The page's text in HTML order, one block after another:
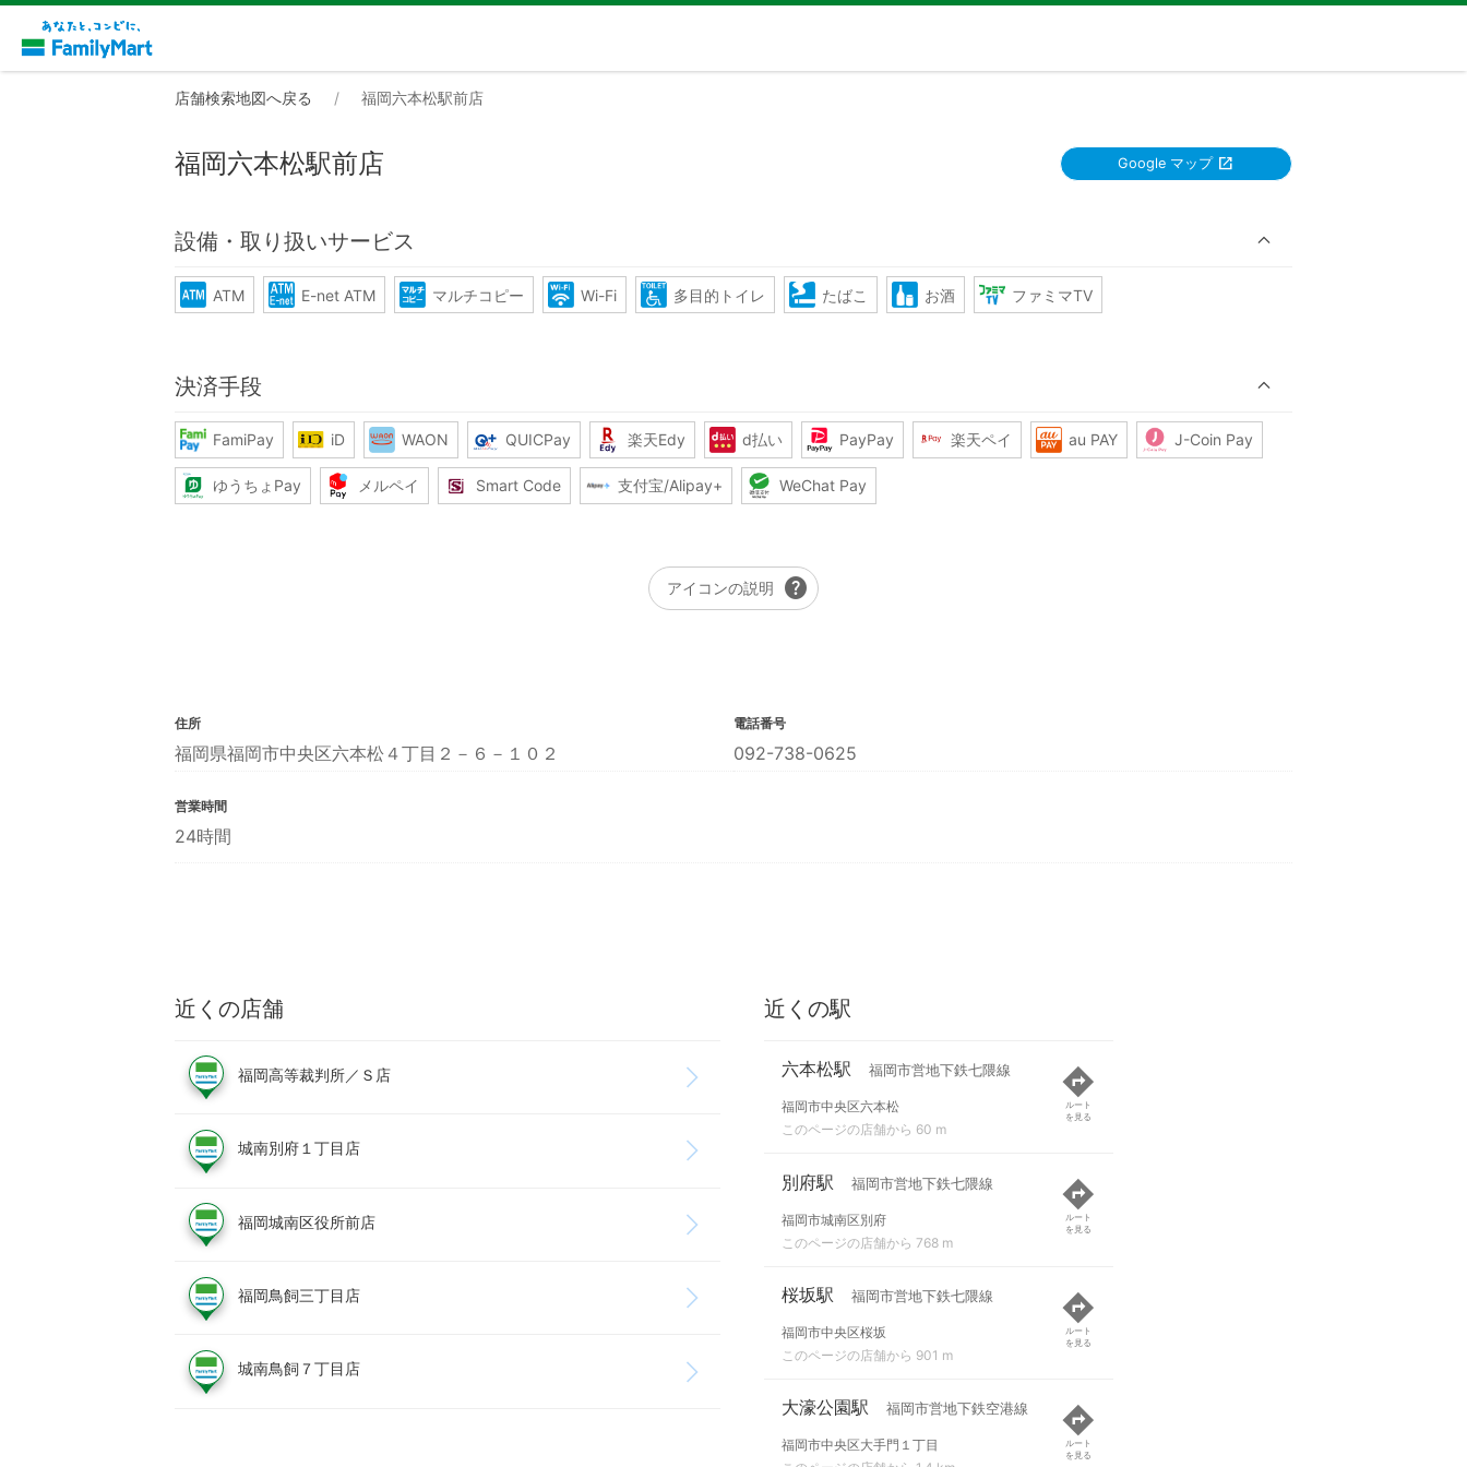
店舗検索地図へ戻る 福岡六本松駅前店
福岡六本松駅前店 Google マップ
設備・取り扱いサービス
ATM E-net ATM マルチコピー Wi-Fi 多目的トイレ たばこ お酒 ファミマTV
決済手段
FamiPay iD WAON QUICPay 楽天Edy d払い PayPay 楽天ペイ au PAY J-Coin Pay
ゆうちょPay メルペイ Smart Code 支付宝/Alipay+ WeChat Pay
アイコンの説明 help
住所
福岡県福岡市中央区六本松４丁目２－６－１０２
電話番号
092-738-0625
営業時間
24時間
近くの店舗
福岡高等裁判所／Ｓ店
城南別府１丁目店
福岡城南区役所前店
福岡鳥飼三丁目店
城南鳥飼７丁目店
近くの駅
六本松駅 福岡市営地下鉄七隈線
福岡市中央区六本松
このページの店舗から 60 m
ルート
を見る
別府駅 福岡市営地下鉄七隈線
福岡市城南区別府
このページの店舗から 768 m
ルート
を見る
桜坂駅 福岡市営地下鉄七隈線
福岡市中央区桜坂
このページの店舗から 901 m
ルート
を見る
大濠公園駅 福岡市営地下鉄空港線
福岡市中央区大手門１丁目
ルート
を見る